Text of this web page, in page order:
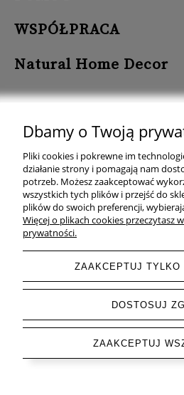
WSPÓŁPRACA
Natural Home Decor
Natural Home Decor | E-mail: sklep at
507 707 299
| NIP: 7971800592
Copyright © 2026 -
Dbamy o Twoją
Pliki cookies i pokrewne im
działanie strony i pomagają nam
potrzeb. Możesz zaakceptować
wszystkich tych plików i przejść do
plików do swoich preferencji,
Więcej o plikach cookies przeczytasz
prywatności.
ZAAKCEPTUJ TYLKO
DOSTOSUJ
ZAAKCEPTUJ